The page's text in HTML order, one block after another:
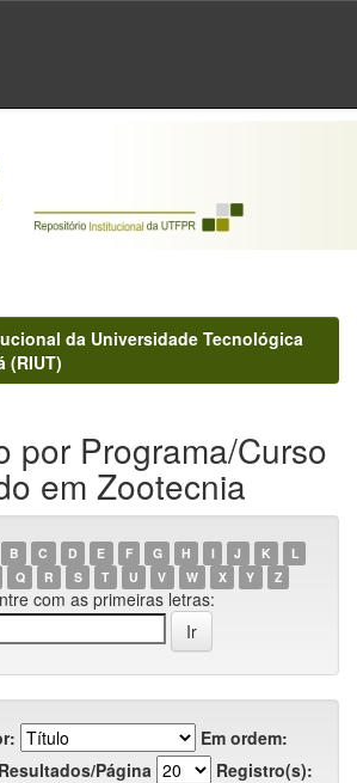
da Universidade Tecnológica
(RIUT)
por Programa/Curso
em Zootecnia
B C D E F G H I J K
L
Q R S T U V W X Y Z
com as primeiras letras:
Em ordem:
Resultados/Página
Registro(s):